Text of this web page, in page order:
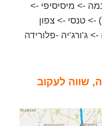
-> מיסיסיפי ->
-> טנסי -> צפון
-> ג'ורג'יה -פלורידה
שווה לעקוב